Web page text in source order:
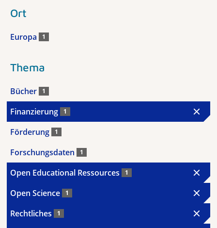
Ort
Europa 1
Thema
Bücher 1
Finanzierung 1
Förderung 1
Forschungsdaten 1
Open Educational Ressources 1
Open Science 1
Rechtliches 1